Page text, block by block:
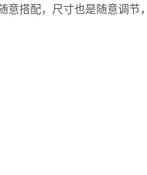
搭配，尺寸也是随意调节